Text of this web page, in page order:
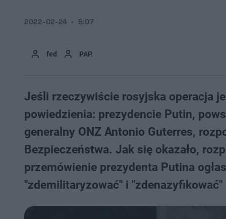
fed PAP.
2022-02-24 5:07
Jeśli rzeczywiście rosyjska operacja
powiedzienia: prezydencie Putin,
generalny ONZ Antonio Guterres,
Bezpieczeństwa. Jak się okazało,
przemówienie prezydenta Putina
"zdemilitaryzować" i "zdenazyfikować"